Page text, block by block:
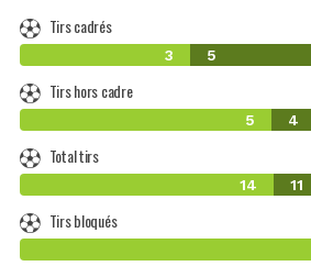
Tirs cadrés
3 5
Tirs hors cadre
5 4
Total tirs
14 11
Tirs bloqués